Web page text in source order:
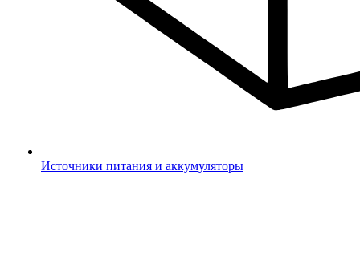
Источники питания и аккумуляторы